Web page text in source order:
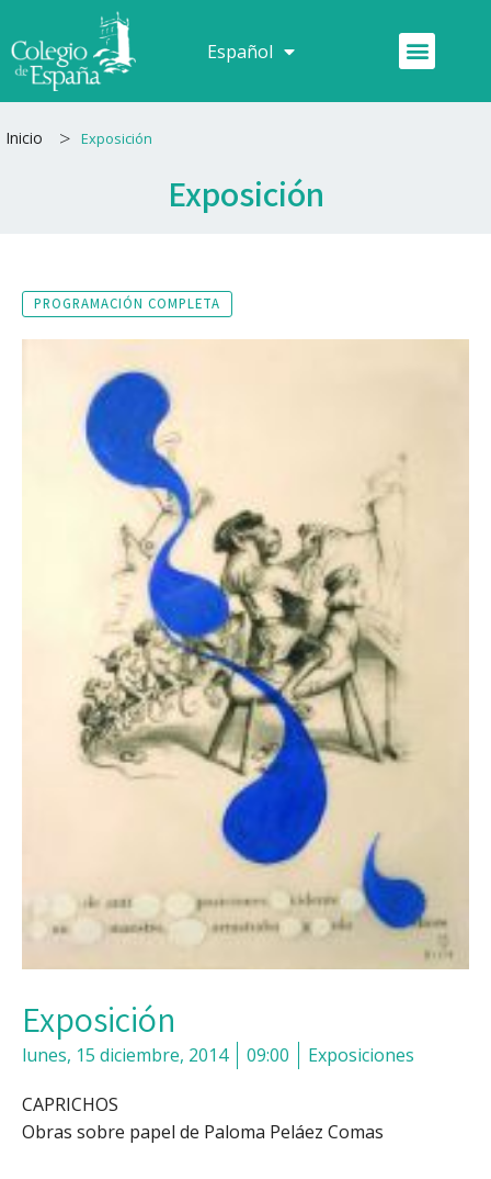
al
contenido
Español
Français Menú
Inicio > Exposición
Exposición
PROGRAMACIÓN COMPLETA
Exposición
lunes, 15 diciembre, 2014 09:00 Exposiciones
CAPRICHOS
Obras sobre papel de Paloma Peláez Comas